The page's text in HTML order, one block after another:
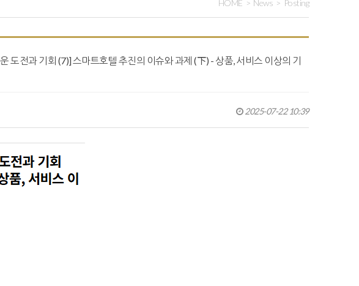
HOME News Posting
전과 기회 (7)] 스마트호텔 추진의 이슈와 과제 (下) - 상품, 서비스 이상의 기
2025-07-22 10:39